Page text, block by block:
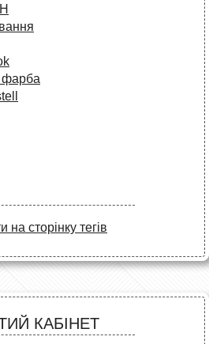
фарба
на сторінку тегів
КАБІНЕТ